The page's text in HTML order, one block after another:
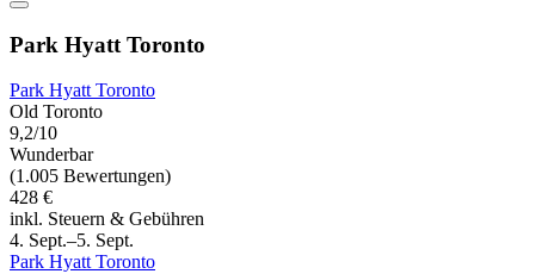
Park Hyatt Toronto
Park Hyatt Toronto
Old Toronto
9,2/10
Wunderbar
(1.005 Bewertungen)
428 €
inkl. Steuern & Gebühren
4. Sept.–5. Sept.
Park Hyatt Toronto